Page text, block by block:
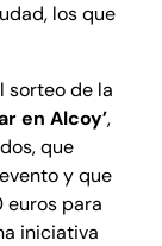
los que
sorteo de la
en Alcoy’,
que
y que
euros para
iniciativa